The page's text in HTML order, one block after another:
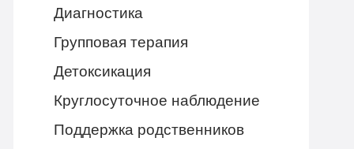
Диагностика
Групповая терапия
Детоксикация
Круглосуточное наблюдение
Поддержка родственников